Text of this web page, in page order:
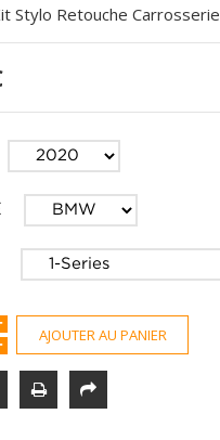
Stylo Retouche Carrosserie
AJOUTER AU PANIER